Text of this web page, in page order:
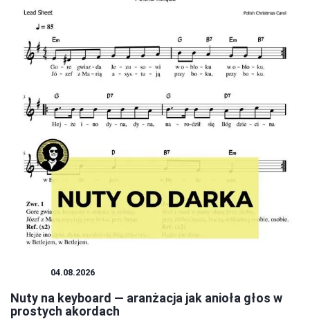
04.08.2026
Nuty na keyboard — aranżacja jak anioła głos w
prostych akordach